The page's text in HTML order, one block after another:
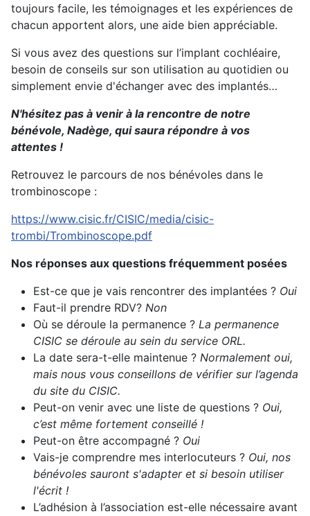
toujours facile, les témoignages et les expériences de
chacun apportent alors, une aide bien appréciable.
Si vous avez des questions sur l’implant cochléaire,
besoin de conseils sur son utilisation au quotidien ou
simplement envie d'échanger avec des implantés…
N'hésitez pas à venir à la rencontre de notre
bénévole, Nadège, qui saura répondre à vos
attentes !
Retrouvez le parcours de nos bénévoles dans le
trombinoscope :
https://www.cisic.fr/CISIC/media/cisic-
trombi/Trombinoscope.pdf
Nos réponses aux questions fréquemment posées
Est-ce que je vais rencontrer des implantées ? Oui
Faut-il prendre RDV? Non
Où se déroule la permanence ? La permanence
CISIC se déroule au sein du service ORL.
La date sera-t-elle maintenue ? Normalement oui,
mais nous vous conseillons de vérifier sur l’agenda
du site du CISIC.
Peut-on venir avec une liste de questions ? Oui,
c’est même fortement conseillé !
Peut-on être accompagné ? Oui
Vais-je comprendre mes interlocuteurs ? Oui, nos
bénévoles sauront s'adapter et si besoin utiliser
l'écrit !
L’adhésion à l’association est-elle nécessaire avant